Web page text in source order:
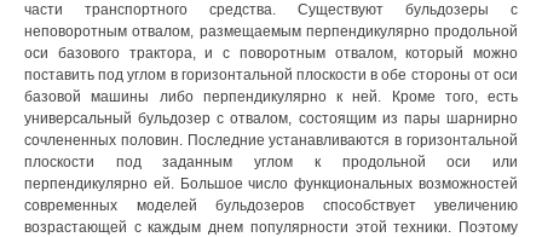
части транспортного средства. Существуют бульдозеры с
неповоротным отвалом, размещаемым перпендикулярно продольной
оси базового трактора, и с поворотным отвалом, который можно
поставить под углом в горизонтальной плоскости в обе стороны от оси
базовой машины либо перпендикулярно к ней. Кроме того, есть
универсальный бульдозер с отвалом, состоящим из пары шарнирно
сочлененных половин. Последние устанавливаются в горизонтальной
плоскости под заданным углом к продольной оси или
перпендикулярно ей. Большое число функциональных возможностей
современных моделей бульдозеров способствует увеличению
возрастающей с каждым днем популярности этой техники. Поэтому